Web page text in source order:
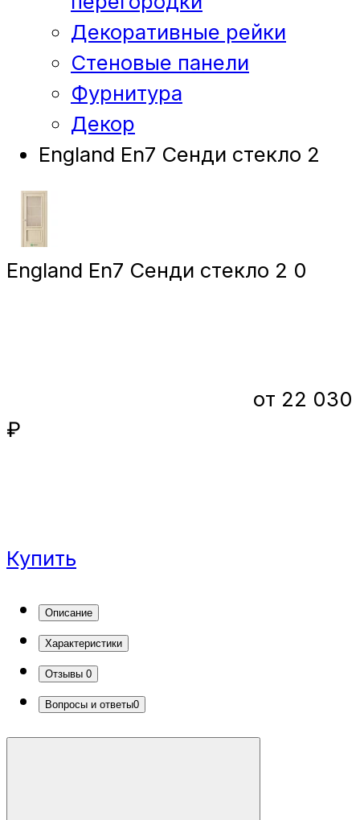
Декоративные рейки
Стеновые панели
Фурнитура
Декор
England En7 Сенди стекло 2
England En7 Сенди стекло 2 0
от 22 030
₽
Купить
Описание
Характеристики
Отзывы 0
Вопросы и ответы0